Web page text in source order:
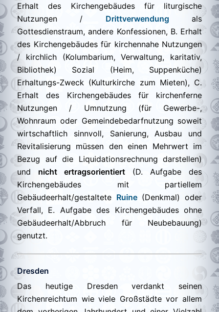
Erhalt des Kirchengebäudes für liturgische
Nutzungen / Drittverwendung als
Gottesdienstraum, andere Konfessionen, B. Erhalt
des Kirchengebäudes für kirchennahe Nutzungen
/ kirchlich (Kolumbarium, Verwaltung, karitativ,
Bibliothek) Sozial (Heim, Suppenküche)
Erhaltungs-Zweck (Kulturkirche zum Mieten), C.
Erhalt des Kirchengebäudes für kirchenferne
Nutzungen / Umnutzung (für Gewerbe-,
Wohnraum oder Gemeindebedarfnutzung soweit
wirtschaftlich sinnvoll, Sanierung, Ausbau und
Revitalisierung müssen den einen Mehrwert im
Bezug auf die Liquidationsrechnung darstellen)
und nicht ertragsorientiert (D. Aufgabe des
Kirchengebäudes mit partiellem
Gebäudeerhalt/gestaltete Ruine(Denkmal) oder
Verfall, E. Aufgabe des Kirchengebäudes ohne
Gebäudeerhalt/Abbruch für Neubebauung)
genutzt.
Dresden
Das heutige Dresden verdankt seinen
Kirchenreichtum wie viele Großstädte vor allem